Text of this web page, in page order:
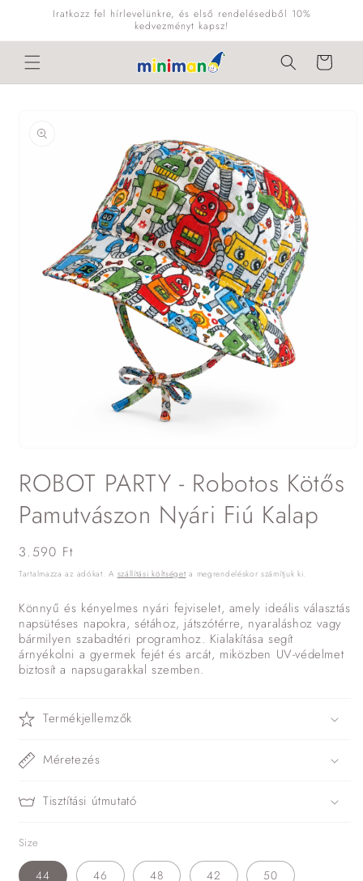
Ugrás aIratkozz fel hírlevelünkre, és első rendelésedből 10%
kedvezményt kapsz!
Kosár
ugrás a
termékadatokra
megnyitása
a
párbeszédpanelen
ROBOT PARTY - Robotos Kötős
Pamutvászon Nyári Fiú Kalap
Normál
ár
3.590 Ft
Tartalmazza az adókat. A szállítási költséget a megrendeléskor számítjuk ki.
Könnyű és kényelmes nyári fejviselet, amely ideális választás
napsütéses napokra, sétához, játszótérre, nyaraláshoz vagy
bármilyen szabadtéri programhoz. Kialakítása segít
árnyékolni a gyermek fejét és arcát, miközben UV-védelmet
biztosít a napsugarakkal szemben.
Termékjellemzők
Méretezés
Tisztítási útmutató
Size
44 46 48 42 50